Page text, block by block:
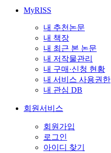
MyRISS
내 추천논문
내 책장
내 최근 본 논문
내 저작물관리
내 구매·신청 현황
내 서비스 사용권한
내 관심 DB
회원서비스
회원가입
로그인
아이디 찾기